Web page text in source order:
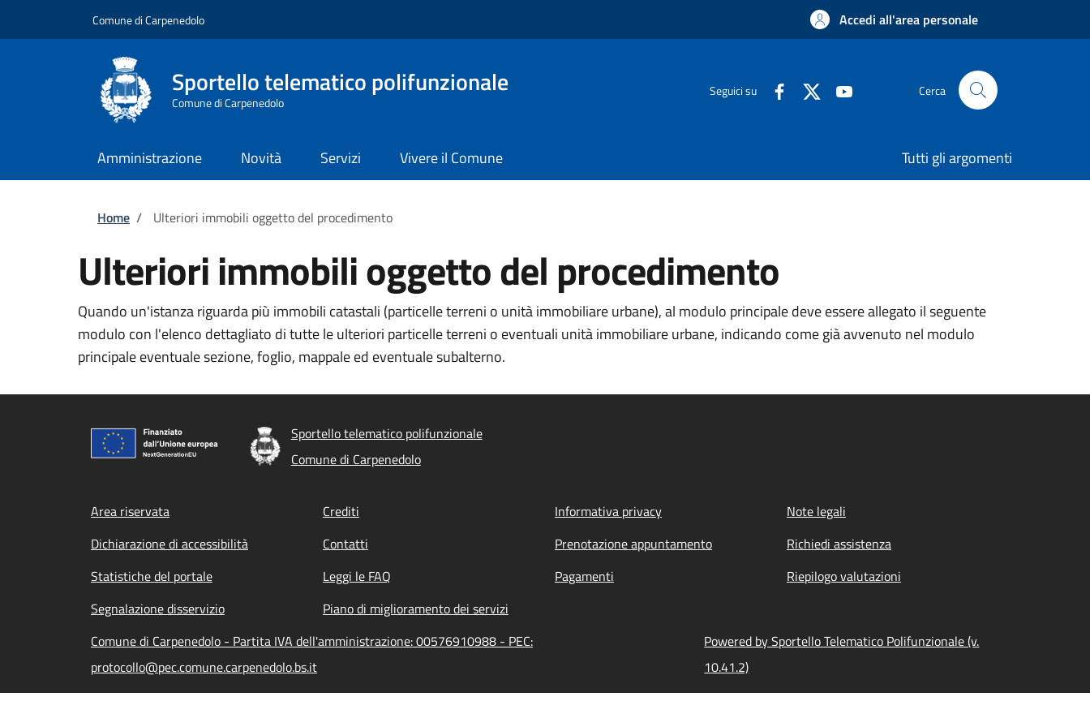
Comune di Carpenedolo Accedi all'area personale
Sportello telematico polifunzionale
Comune di Carpenedolo
Seguici su Cerca
Amministrazione Novità Servizi Vivere il Comune Tutti gli argomenti
Briciole di pane
Home / Ulteriori immobili oggetto del procedimento
Ulteriori immobili oggetto del procedimento
Quando un'istanza riguarda più immobili catastali (particelle terreni o unità immobiliare urbane), al modulo principale deve essere allegato il seguente
modulo con l'elenco dettagliato di tutte le ulteriori particelle terreni o eventuali unità immobiliare urbane, indicando come già avvenuto nel modulo
principale eventuale sezione, foglio, mappale ed eventuale subalterno.
Sportello telematico polifunzionale
Comune di Carpenedolo
Footer menu
Area riservata Crediti Informativa privacy
Note legali
Dichiarazione di accessibilità
Contatti Prenotazione appuntamento
Richiedi assistenza
Statistiche del portale
Leggi le FAQ Pagamenti
Riepilogo valutazioni
Segnalazione disservizio
Piano di miglioramento dei servizi
Comune di Carpenedolo - Partita IVA dell'amministrazione: 00576910988 - PEC:
protocollo@pec.comune.carpenedolo.bs.it
Powered by Sportello Telematico Polifunzionale (v.
10.41.2)